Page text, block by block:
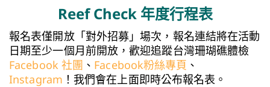
Reef Check 年度行程表
報名表僅開放「對外招募」場次，報名連結將在活動
日期至少一個月前開放，歡迎追蹤台灣珊瑚礁體檢
Facebook 社團 、 Facebook粉絲專頁 、
Instagram ！我們會在上面即時公布報名表。